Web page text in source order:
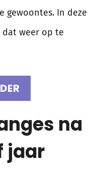
gewoontes. In deze
weer op te
na
jaar